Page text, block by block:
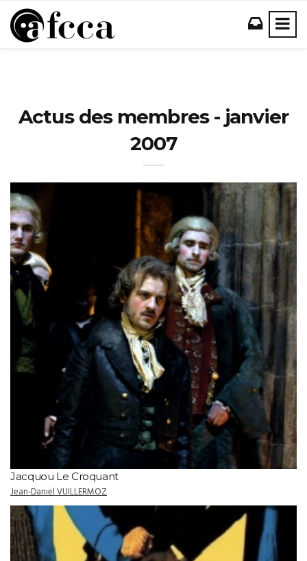
Actus des membres - janvier
2007
Jacquou Le Croquant
Jean-Daniel VUILLERMOZ